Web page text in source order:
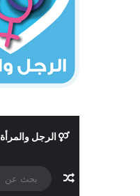
الرجل والمرأة
مقال عشوائي